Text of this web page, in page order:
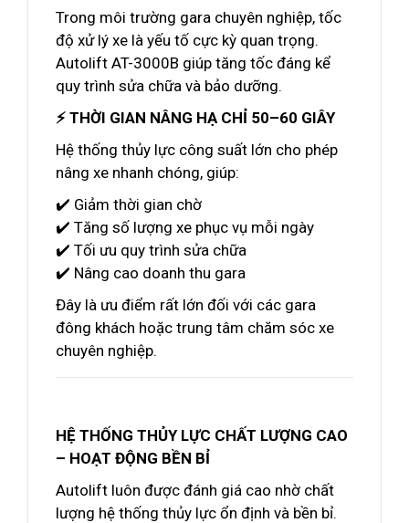
Trong môi trường gara chuyên nghiệp, tốc
độ xử lý xe là yếu tố cực kỳ quan trọng.
Autolift AT-3000B giúp tăng tốc đáng kể
quy trình sửa chữa và bảo dưỡng.
⚡ THỜI GIAN NÂNG HẠ CHỈ 50–60 GIÂY
Hệ thống thủy lực công suất lớn cho phép
nâng xe nhanh chóng, giúp:
✔️ Giảm thời gian chờ
✔️ Tăng số lượng xe phục vụ mỗi ngày
✔️ Tối ưu quy trình sửa chữa
✔️ Nâng cao doanh thu gara
Đây là ưu điểm rất lớn đối với các gara
đông khách hoặc trung tâm chăm sóc xe
chuyên nghiệp.
HỆ THỐNG THỦY LỰC CHẤT LƯỢNG CAO
– HOẠT ĐỘNG BỀN BỈ
Autolift luôn được đánh giá cao nhờ chất
lượng hệ thống thủy lực ổn định và bền bỉ.